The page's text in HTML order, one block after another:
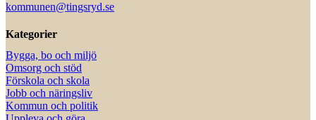
kommunen@tingsryd.se
Kategorier
Bygga, bo och miljö
Omsorg och stöd
Förskola och skola
Jobb och näringsliv
Kommun och politik